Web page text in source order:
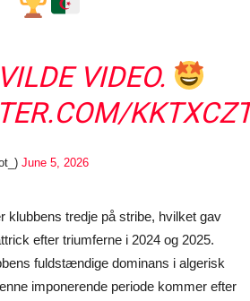
VIDEO.
June 5, 2026
klubbens tredje på stribe, hvilket gav
efter triumferne i 2024 og 2025.
fuldstændige dominans i algerisk
imponerende periode kommer efter